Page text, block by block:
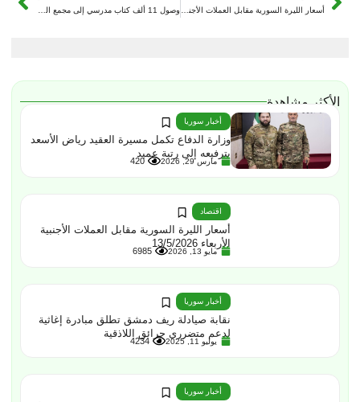
الأكثر مشاهدة
أخبار سوريا
وزارة الدفاع تكمل مسيرة العقيد رياض الأسعد
بترفيعه إلى رتبة عميد
مارس 29, 2026 420
اقتصاد
أسعار الليرة السورية مقابل العملات الأجنبية
الأربعاء 13/5/2026
مايو 13, 2026 6985
أخبار سوريا
نقابة صيادلة ريف دمشق تطلق مبادرة إغاثية
لدعم متضرري حرائق اللاذقية
يوليو 11, 2025 4234
أخبار سوريا